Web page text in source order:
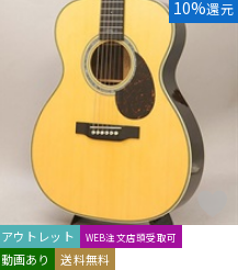
10%還元
アウトレット WEB注文店頭受取可
動画あり 送料無料